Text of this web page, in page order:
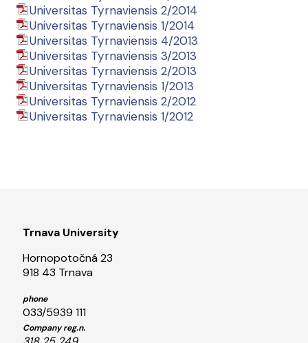
Universitas Tyrnaviensis 2/2014
Universitas Tyrnaviensis 1/2014
Universitas Tyrnaviensis 4/2013
Universitas Tyrnaviensis 3/2013
Universitas Tyrnaviensis 2/2013
Universitas Tyrnaviensis 1/2013
Universitas Tyrnaviensis 2/2012
Universitas Tyrnaviensis 1/2012
Trnava University
Hornopotočná 23
918 43 Trnava
phone
033/5939 111
Company reg.n.